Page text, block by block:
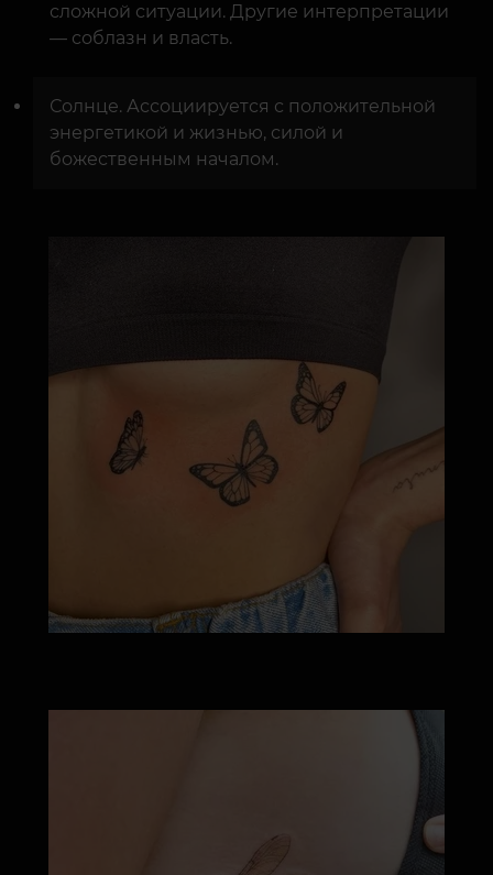
сложной ситуации. Другие интерпретации
— соблазн и власть.
Солнце. Ассоциируется с положительной
энергетикой и жизнью, силой и
божественным началом.